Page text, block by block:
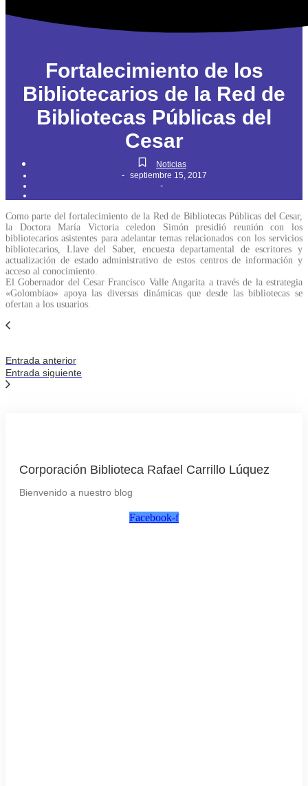
Fortalecimiento de los
Bibliotecarios de la Red de
Bibliotecas Públicas del
Cesar
Noticias
- septiembre 15, 2017
-
Como parte del fortalecimiento de la Red de Bibliotecas Públicas del Cesar,
la Doctora María Victoria celedon Simón presidió reunión con los
bibliotecarios asistentes para adelantar temas relacionados con los servicios
bibliotecarios, Llave del Saber, encuesta departamental de escritores y
actualización de estado administrativo de estos centros de información y
acceso al conocimiento.
El Gobernador del Cesar Francisco Valle Angarita a través de la estrategia
«Golombiao» apoya las diversas dinámicas que desde las bibliotecas se
ofertan a los usuarios.
Entrada anterior
Entrada siguiente
Corporación Biblioteca Rafael Carrillo Lúquez
Bienvenido a nuestro blog
Facebook-f